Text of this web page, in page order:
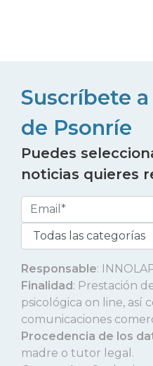
Suscríbete
de Psonríe
Puedes
noticias quieres
Responsable:
Finalidad: Prestación
psicológica on line, así
comunicaciones
Procedencia de los
madre o tutor legal.